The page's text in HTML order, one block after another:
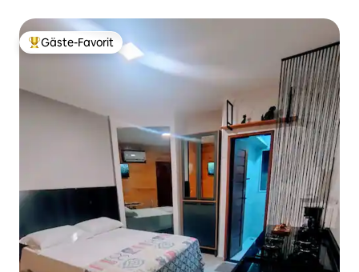
Beliebter Gäste-Favorit.
Gäste-Favorit